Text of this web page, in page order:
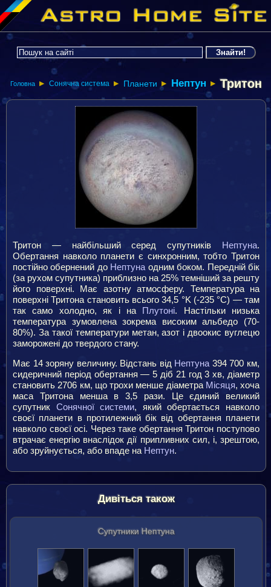
Головна ▶ Сонячна система ▶ Планети ▶ Нептун ▶ Тритон
Тритон — найбільший серед супутників Нептуна.
Обертання навколо планети є синхронним, тобто Тритон
постійно обернений до Нептуна одним боком. Передній бік
(за рухом супутника) приблизно на 25% темніший за решту
його поверхні. Має азотну атмосферу. Температура на
поверхні Тритона становить всього 34,5 °K (-235 °C) — там
так само холодно, як і на Плутоні. Настільки низька
температура зумовлена зокрема високим альбедо (70-
80%). За такої температури метан, азот і двоокис вуглецю
заморожені до твердого стану.
Має 14 зоряну величину. Відстань від Нептуна 394 700 км,
сидеричний період обертання — 5 діб 21 год 3 хв, діаметр
становить 2706 км, що трохи менше діаметра Місяця, хоча
маса Тритона менша в 3,5 рази. Це єдиний великий
супутник Сонячної системи, який обертається навколо
своєї планети в протилежний бік від обертання планети
навколо своєї осі. Через таке обертання Тритон поступово
втрачає енергію внаслідок дії припливних сил, і, зрештою,
або зруйнується, або впаде на Нептун.
Дивіться також
Супутники Нептуна